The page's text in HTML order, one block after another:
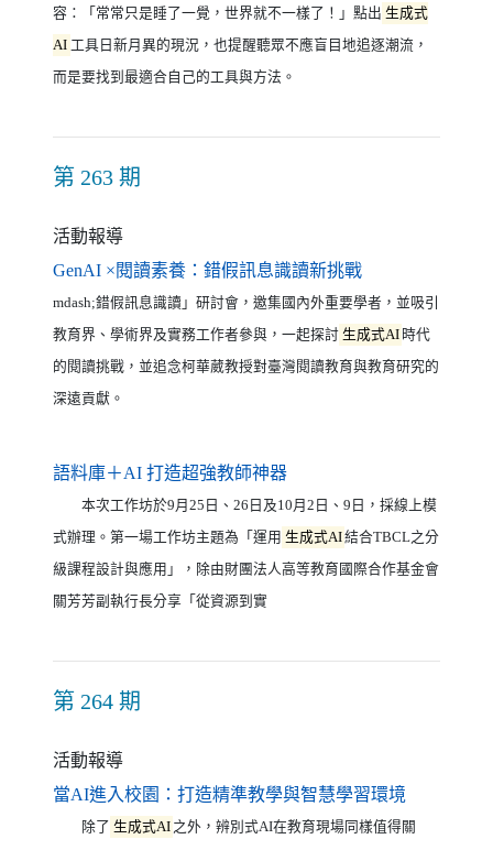
容：「常常只是睡了一覺，世界就不一樣了！」點出 生成式
AI 工具日新月異的現況，也提醒聽眾不應盲目地追逐潮流，
而是要找到最適合自己的工具與方法。
第 263 期
活動報導
GenAI ×閱讀素養：錯假訊息識讀新挑戰（另開新視窗）
mdash;錯假訊息識讀」研討會，邀集國內外重要學者，並吸引
教育界、學術界及實務工作者參與，一起探討 生成式AI 時代
的閱讀挑戰，並追念柯華葳教授對臺灣閱讀教育與教育研究的
深遠貢獻。
語料庫＋AI 打造超強教師神器（另開新視窗）
本次工作坊於9月25日、26日及10月2日、9日，採線上模
式辦理。第一場工作坊主題為「運用 生成式AI結合TBCL之分
級課程設計與應用」，除由財團法人高等教育國際合作基金會
關芳芳副執行長分享「從資源到實
第 264 期
活動報導
當AI進入校園：打造精準教學與智慧學習環境
除了 生成式AI 之外，辨別式AI在教育現場同樣值得關